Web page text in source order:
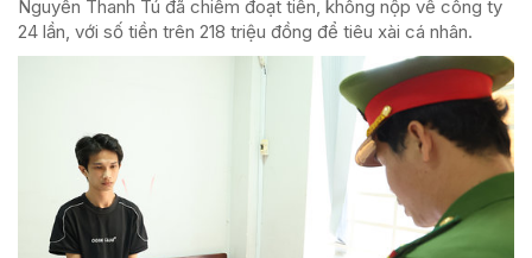
Nguyễn Thanh Tú đã chiếm đoạt tiền, không nộp về công ty
24 lần, với số tiền trên 218 triệu đồng để tiêu xài cá nhân.